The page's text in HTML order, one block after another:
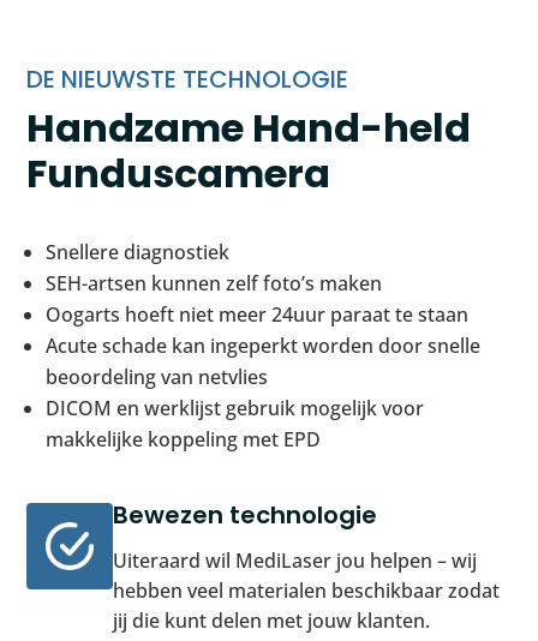
DE NIEUWSTE TECHNOLOGIE
Handzame Hand-held
Funduscamera
Snellere diagnostiek
SEH-artsen kunnen zelf foto’s maken
Oogarts hoeft niet meer 24uur paraat te staan
Acute schade kan ingeperkt worden door snelle
beoordeling van netvlies
DICOM en werklijst gebruik mogelijk voor
makkelijke koppeling met EPD
Bewezen technologie
Uiteraard wil MediLaser jou helpen – wij
hebben veel materialen beschikbaar zodat
jij die kunt delen met jouw klanten.